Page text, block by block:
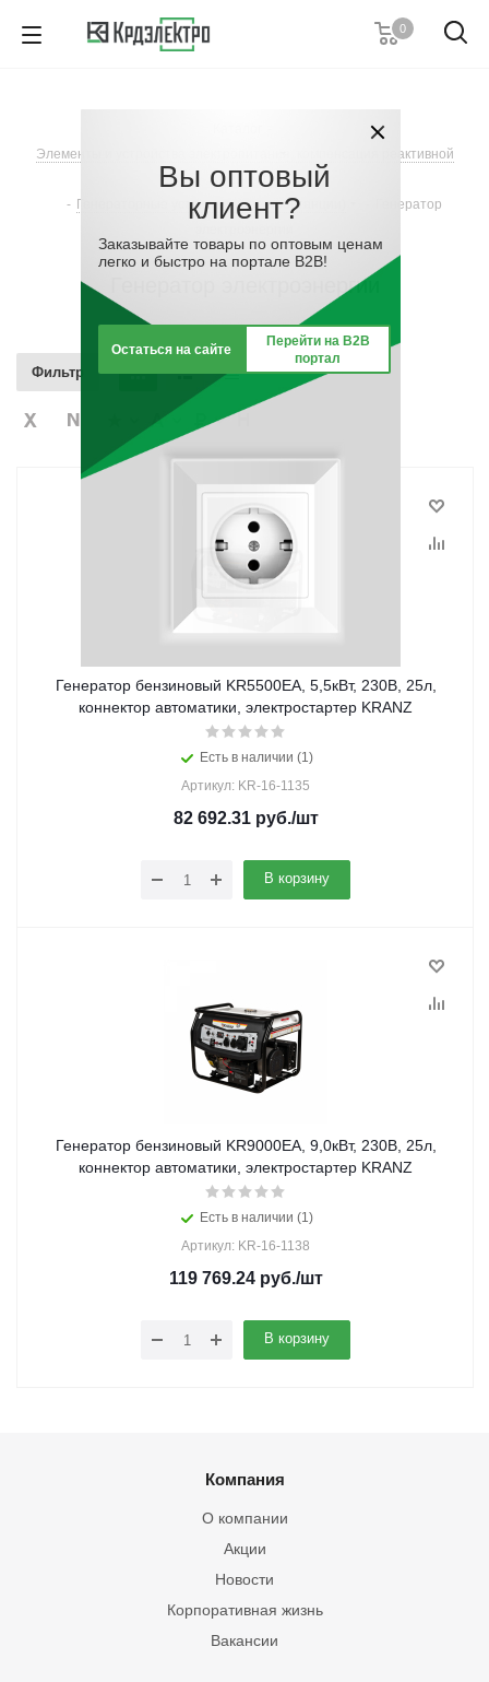
0
Элементы и устройства электропитания, компенсация реактивной
мощности
- Генераторные установки (электростанции)
Генератор
Генератор электроэнергии
Фильтр
Генератор бензиновый KR5500EA, 5,5кВт, 230В, 25л,
коннектор автоматики, электростартер KRANZ
Есть в наличии (1)
Артикул: KR-16-1135
82 692.31руб./шт
В корзину
Генератор бензиновый KR9000EA, 9,0кВт, 230В, 25л,
коннектор автоматики, электростартер KRANZ
Есть в наличии (1)
Артикул: KR-16-1138
119 769.24руб./шт
В корзину
Компания
О компании
Акции
Новости
Корпоративная жизнь
Вакансии
Вы оптовый
клиент?
Заказывайте товары по оптовым ценам
легко и быстро на портале B2B!
Остаться на сайте
Перейти на B2B
портал